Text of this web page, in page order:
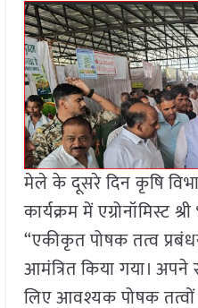
मेले के दूसरे दिन कृषि
कार्यक्रम में एग्रोनॉमिस्ट
“एकीकृत पोषक तत्व
आमंत्रित किया गया।
लिए आवश्यक पोषक तत्वों